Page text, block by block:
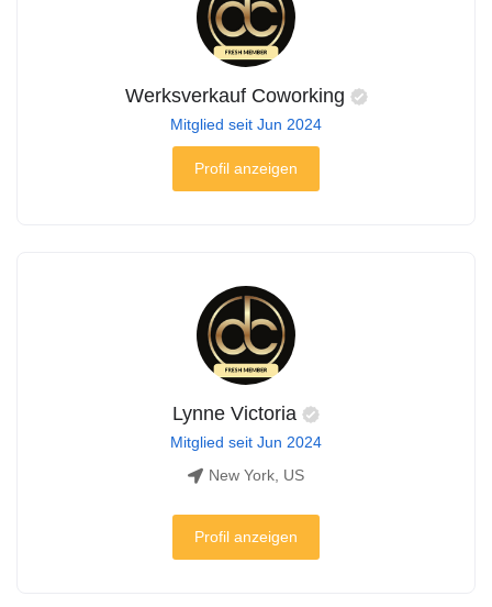
Werksverkauf Coworking
Mitglied seit Jun 2024
Profil anzeigen
Lynne Victoria
Mitglied seit Jun 2024
New York, US
Profil anzeigen